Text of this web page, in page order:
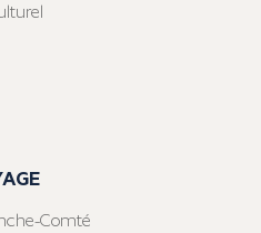
Comté